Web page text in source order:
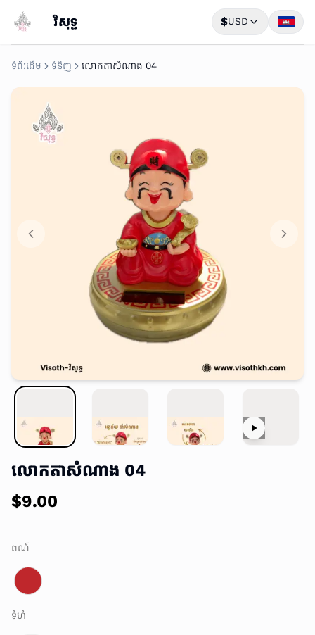
វិសុទ្ធ $USD
ទំព័រដើម ទំនិញ លោកតាសំណាង 04
លោកតាសំណាង 04
$9.00
ពណ៌
ទំហំ